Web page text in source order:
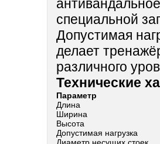
специальной
Допустимая
делает
различного
Технические
Параметр
Длина
Ширина
Высота
Допустимая нагрузка